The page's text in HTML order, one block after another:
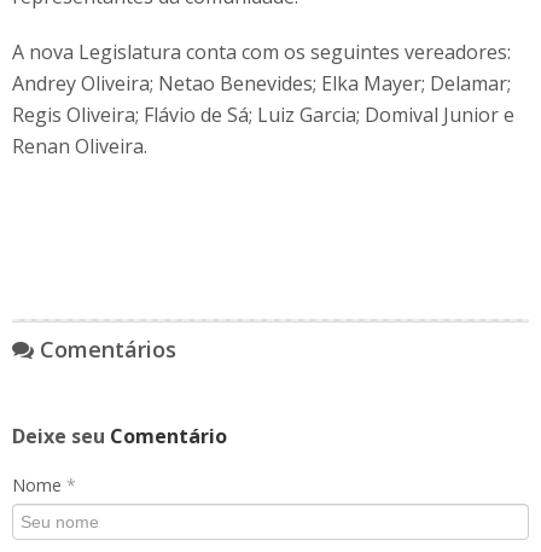
A nova Legislatura conta com os seguintes vereadores:
Andrey Oliveira; Netao Benevides; Elka Mayer; Delamar;
Regis Oliveira; Flávio de Sá; Luiz Garcia; Domival Junior e
Renan Oliveira.
Comentários
Deixe seu Comentário
Nome *